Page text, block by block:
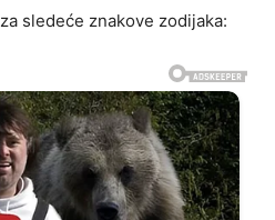
za sledeće znakove zodijaka: